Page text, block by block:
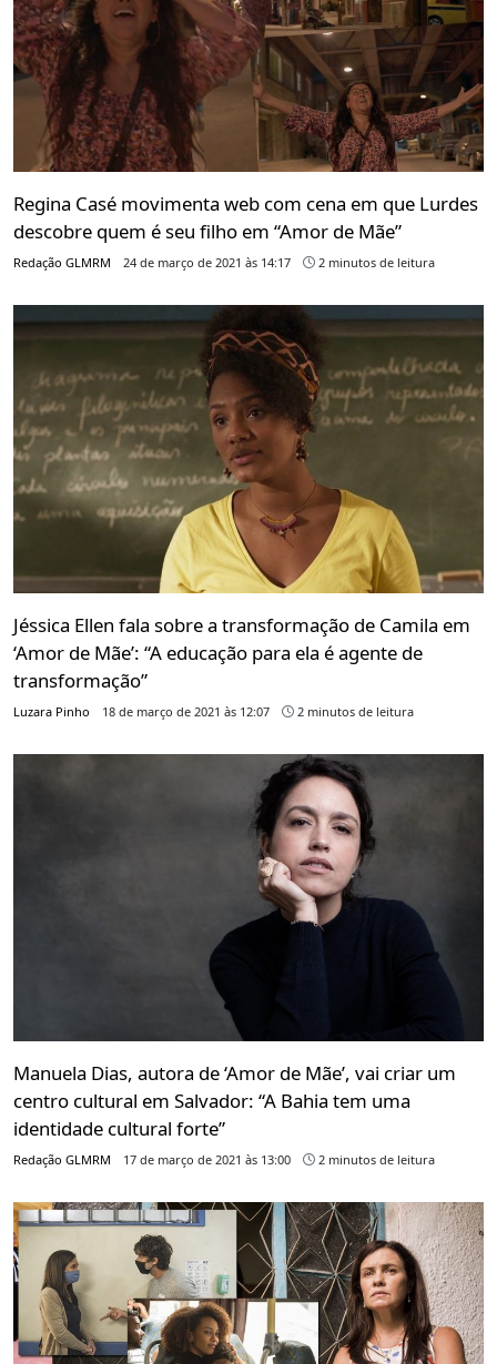
Regina Casé movimenta web com cena em que Lurdes
descobre quem é seu filho em “Amor de Mãe”
Redação GLMRM 24 de março de 2021 às 14:17 2 minutos de leitura
Jéssica Ellen fala sobre a transformação de Camila em
‘Amor de Mãe’: “A educação para ela é agente de
transformação”
Luzara Pinho 18 de março de 2021 às 12:07 2 minutos de leitura
Manuela Dias, autora de ‘Amor de Mãe’, vai criar um
centro cultural em Salvador: “A Bahia tem uma
identidade cultural forte”
Redação GLMRM 17 de março de 2021 às 13:00 2 minutos de leitura